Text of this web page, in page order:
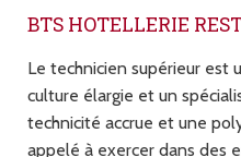
BTS HOTELLERIE
Le technicien supérieur est
culture élargie et un
technicité accrue et une
appelé à exercer dans des